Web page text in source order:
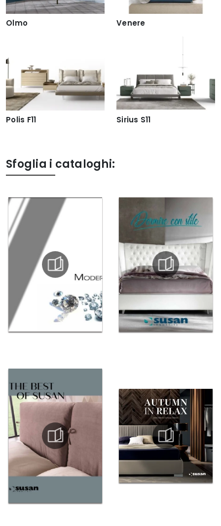
Olmo Venere
Polis F11 Sirius S11
Sfoglia i cataloghi: